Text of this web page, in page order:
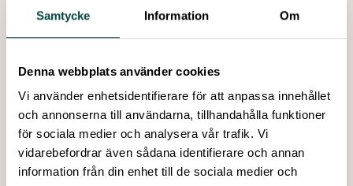
Samtycke Information Om
Denna webbplats använder cookies
Vi använder enhetsidentifierare för att anpassa innehållet
och annonserna till användarna, tillhandahålla funktioner
för sociala medier och analysera vår trafik. Vi
vidarebefordrar även sådana identifierare och annan
information från din enhet till de sociala medier och
riksdagspartiernas och deras ungdomsförbunds
tidningar med avseende på omfattning, vilka ämnen
rapport 2006:3Vetenskap i Politisk Press
intervjuer av nio forskare och nio politiker, där dessa
utvecklar hur de ser på relationen mellan forskare och
politiker (VA-rapport2006:4Kunskapsbiten, 18 röster
om relationen forskare – politiker).
En kort sammanfattning av hela studien ges i VA-